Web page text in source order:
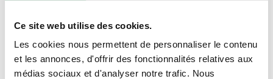
Ce site web utilise des cookies.
Les cookies nous permettent de personnaliser le contenu
et les annonces, d'offrir des fonctionnalités relatives aux
médias sociaux et d'analyser notre trafic. Nous
poivre noir